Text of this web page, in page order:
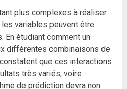
plus complexes à réaliser
variables peuvent être
étudiant comment un
différentes combinaisons de
que ces interactions
très variés, voire
de prédiction devra non